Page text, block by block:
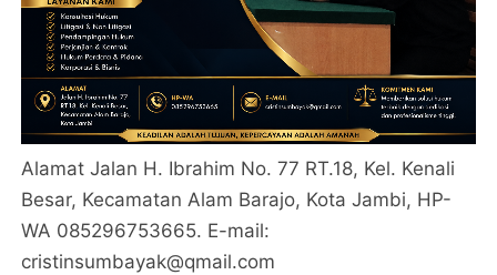
Alamat Jalan H. Ibrahim No. 77 RT.18, Kel. Kenali
Besar, Kecamatan Alam Barajo, Kota Jambi, HP-
WA 085296753665. E-mail:
cristinsumbayak@qmail.com